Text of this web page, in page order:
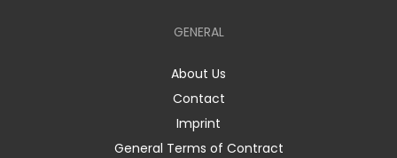
GENERAL
About Us
Contact
Imprint
General Terms of Contract